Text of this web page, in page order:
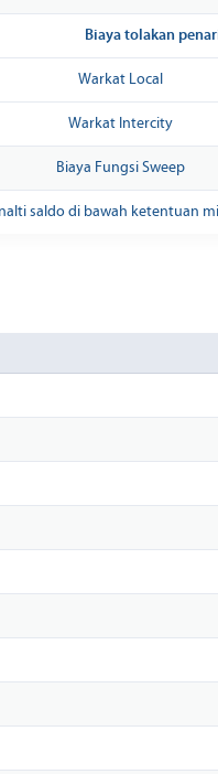
Biaya tolakan
Warkat Local
Warkat Intercity
Biaya Fungsi Sweep
saldo di bawah ketentuan